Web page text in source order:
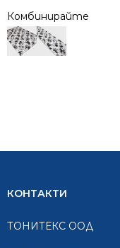
was:
74.00 €.
is:
33.50 €.
Комбинирайте
КОНТАКТИ
ТОНИТЕКС ООД